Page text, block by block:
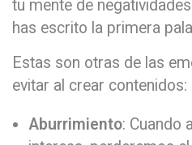
tu mente de
has escrito la primera
Estas son otras de las
evitar al crear contenidos:
Aburrimiento: Cuando